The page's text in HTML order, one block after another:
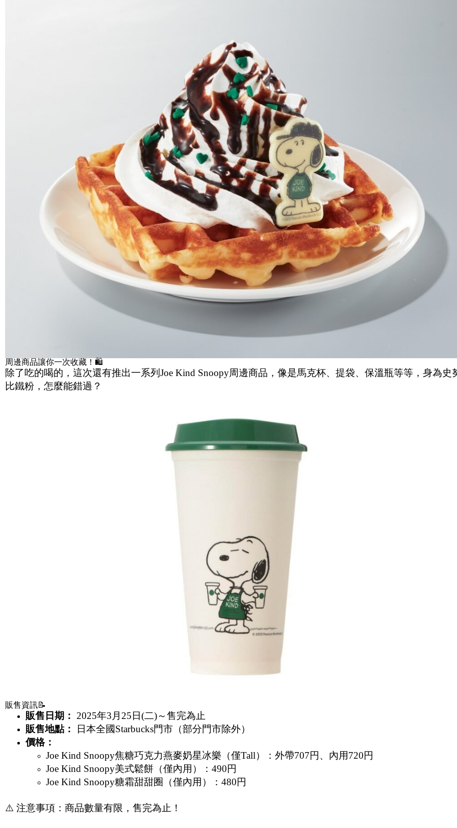
周邊商品讓你一次收藏！🛍️
除了吃的喝的，這次還有推出一系列Joe Kind Snoopy周邊商品，像是馬克杯、提袋、保溫瓶等等，身為史
比鐵粉，怎麼能錯過？
販售資訊📝
販售日期：
2025年3月25日(二)～售完為止
販售地點：
日本全國Starbucks門市（部分門市除外）
價格：
Joe Kind Snoopy焦糖巧克力燕麥奶星冰樂（僅Tall）：外帶707円、內用720円
Joe Kind Snoopy美式鬆餅（僅內用）：490円
Joe Kind Snoopy糖霜甜甜圈（僅內用）：480円
⚠️ 注意事項：商品數量有限，售完為止！